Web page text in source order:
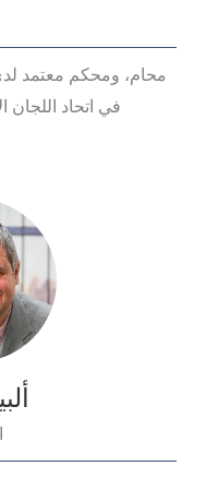
محام، ومحكم معتمد
في اتحاد اللجان